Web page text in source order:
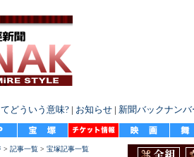
どういう意味? | お知らせ | 新聞バックナン
> 記事一覧 > 宝塚記事一覧